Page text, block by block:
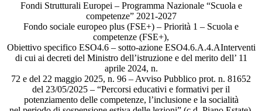
Fondi Strutturali Europei – Programma Nazionale “Scuola e
competenze” 2021-2027
Fondo sociale europeo plus (FSE+) – Priorità 1 – Scuola e
competenze (FSE+),
Obiettivo specifico ESO4.6 – sotto-azione ESO4.6.A.4.AInterventi
di cui ai decreti del Ministro dell’istruzione e del merito dell’ 11
aprile 2024, n.
72 e del 22 maggio 2025, n. 96 – Avviso Pubblico prot. n. 81652
del 23/05/2025 – “Percorsi educativi e formativi per il
potenziamento delle competenze, l’inclusione e la socialità